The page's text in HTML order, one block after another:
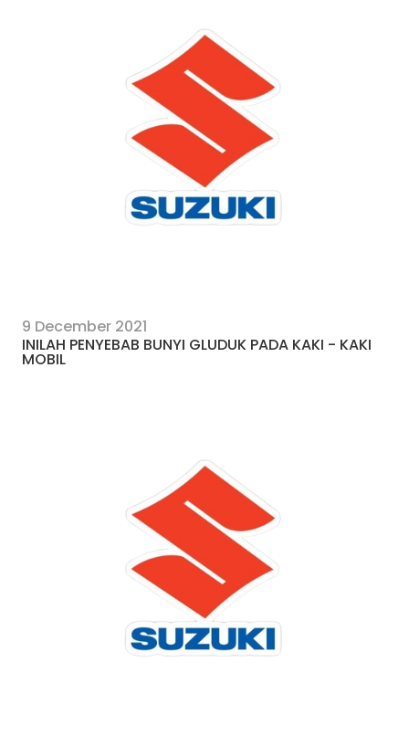
9 December 2021
INILAH PENYEBAB BUNYI GLUDUK PADA KAKI - KAKI
MOBIL